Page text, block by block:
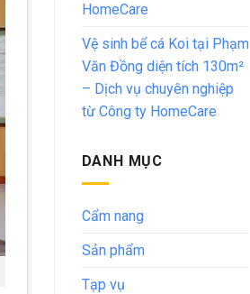
HomeCare
Vệ sinh bể cá Koi tại Phạm
Văn Đồng diện tích 130m²
– Dịch vụ chuyên nghiệp
từ Công ty HomeCare
DANH MỤC
Cẩm nang
Sản phẩm
Tạp vụ